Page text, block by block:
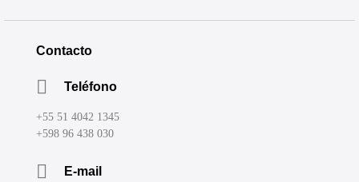
Contacto
Teléfono
+55 51 4042 1345
+598 96 438 030
E-mail